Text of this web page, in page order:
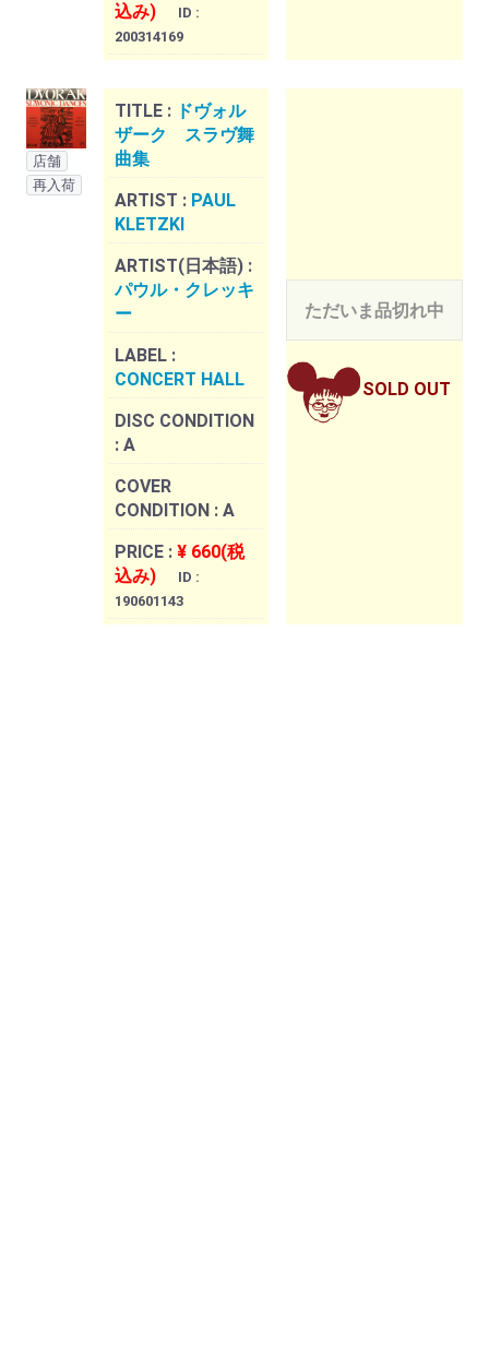
込み)
ID :
200314169
店舗
再入荷
TITLE : ドヴォル
ザーク スラヴ舞
曲集
ARTIST : PAUL
KLETZKI
ARTIST(日本語) :
パウル・クレッキ
ー
LABEL :
CONCERT HALL
DISC CONDITION
: A
COVER
CONDITION : A
PRICE : ¥ 660(税
込み)
ID :
190601143
ただいま品切れ中
SOLD OUT